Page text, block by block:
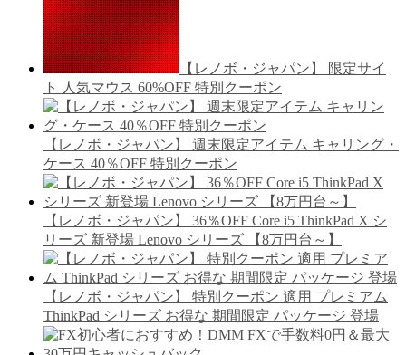
【レノボ・ジャパン】 限定サイ
ト 人気マウス 60%OFF 特別クーポン
【レノボ・ジャパン】 週末限定アイテム キャリング・
ケース 40％OFF 特別クーポン
【レノボ・ジャパン】 36％OFF Core i5 ThinkPad X シ
リーズ 新登場 Lenovo シリーズ 【8万円台～】
【レノボ・ジャパン】 特別クーポン 適用 プレミアム
ThinkPad シリーズ お得な 期間限定 パッケージ 登場